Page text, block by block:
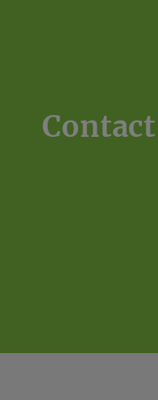
Contact